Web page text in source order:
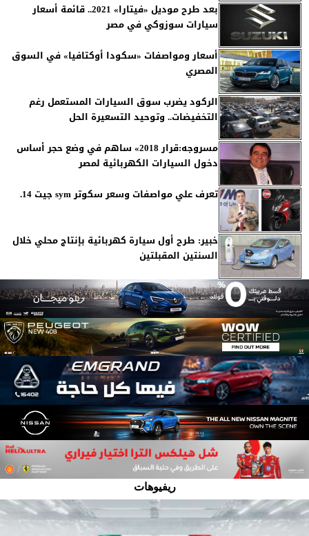
بعد طرح موديل «فيتارا» 2021.. قائمة أسعار
سيارات سوزوكي في مصر
أسعار ومواصفات «سكودا أوكتافيا» في السوق
المصري
الركود يضرب سوق السيارات المستعمل رغم
التخفيضات.. وتوحيد التسعيرة الحل
مسروجه:قرار 2018» ساهم في وضع حجر أساس
دخول السيارات الكهربائية لمصر
تعرف علي مواصفات وسعر سكوتر sym جيت 14.
خبير: طرح أول سيارة كهربائية بإنتاج محلي خلال
السنتين المقبلتين
ريفيوهات